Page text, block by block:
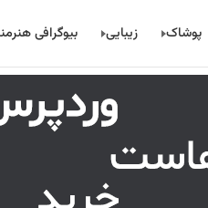
پوشاک زیبایی بیوگرافی